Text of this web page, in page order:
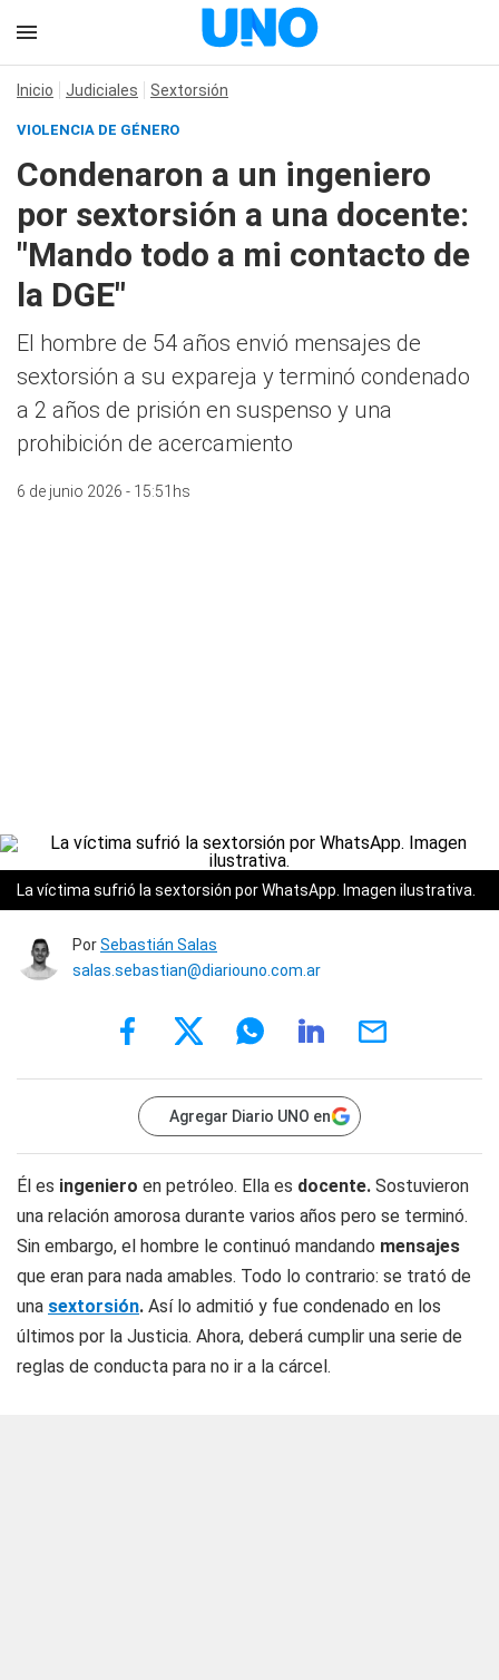
Inicio Judiciales Sextorsión
VIOLENCIA DE GÉNERO
Condenaron a un ingeniero
por sextorsión a una docente:
"Mando todo a mi contacto de
la DGE"
El hombre de 54 años envió mensajes de
sextorsión a su expareja y terminó condenado
a 2 años de prisión en suspenso y una
prohibición de acercamiento
6 de junio 2026 - 15:51hs
La víctima sufrió la sextorsión por WhatsApp. Imagen ilustrativa.
PorSebastián Salas
salas.sebastian@diariouno.com.ar
Agregar Diario UNO en
Él es ingeniero en petróleo. Ella es docente. Sostuvieron
una relación amorosa durante varios años pero se terminó.
Sin embargo, el hombre le continuó mandando mensajes
que eran para nada amables. Todo lo contrario: se trató de
una sextorsión. Así lo admitió y fue condenado en los
últimos por la Justicia. Ahora, deberá cumplir una serie de
reglas de conducta para no ir a la cárcel.